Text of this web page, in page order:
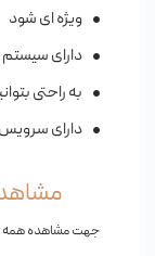
ویژه ای شود
دارای
به راحتی
دارای
جهت مشاهده همه